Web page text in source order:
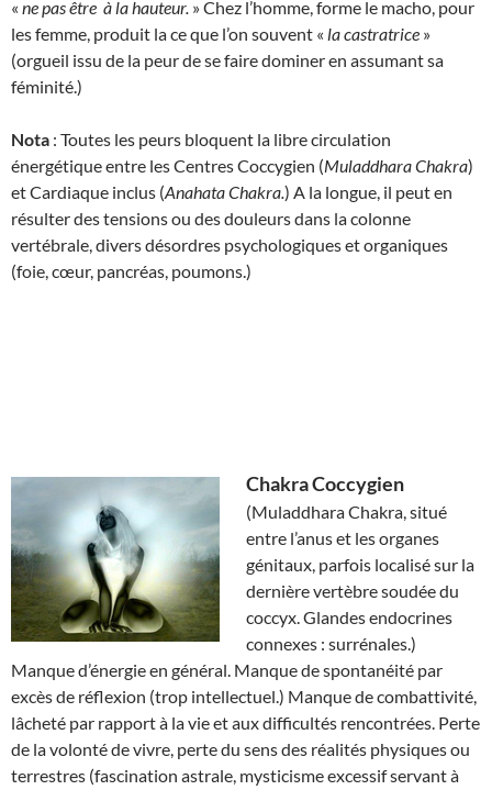
« ne pas être à la hauteur. » Chez l’homme, forme le macho, pour
les femme, produit la ce que l’on souvent « lacastratrice »
(orgueil issu de la peur de se faire dominer en assumant sa
féminité.)
Nota : Toutes les peurs bloquent la libre circulation
énergétique entre les Centres Coccygien (Muladdhara Chakra)
et Cardiaque inclus (Anahata Chakra.) A la longue, il peut en
résulter des tensions ou des douleurs dans la colonne
vertébrale, divers désordres psychologiques et organiques
(foie, cœur, pancréas, poumons.)
ChakraCoccygien
(Muladdhara Chakra, situé
entre l’anus et les organes
génitaux, parfois localisé sur la
dernière vertèbre soudée du
coccyx. Glandes endocrines
connexes : surrénales.)
Manque d’énergie en général. Manque de spontanéité par
excès de réflexion (trop intellectuel.) Manque de combattivité,
lâcheté par rapport à la vie et aux difficultés rencontrées. Perte
de la volonté de vivre, perte du sens des réalités physiques ou
terrestres (fascination astrale, mysticisme excessif servant à